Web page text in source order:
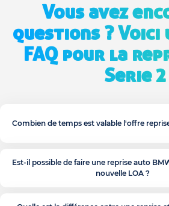
Vous avez
questions ?
FAQ pour la
Serie 2
Combien de temps est valable l'offre
Est-il possible de faire une reprise auto
nouvelle LOA ?